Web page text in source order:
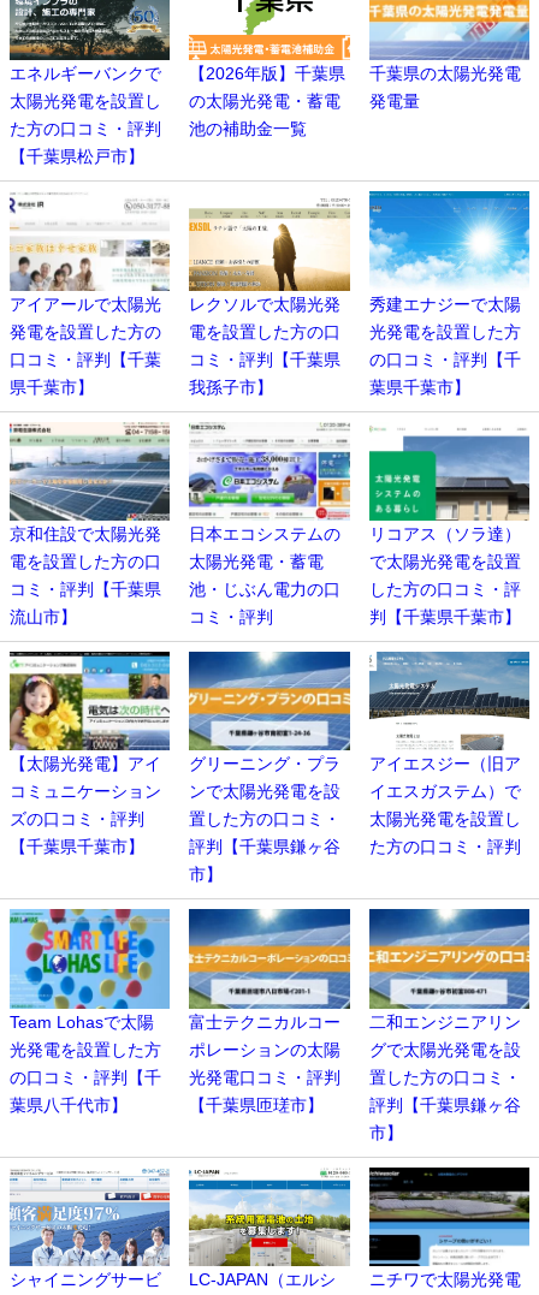
エネルギーバンクで
太陽光発電を設置し
た方の口コミ・評判
【千葉県松戸市】
【2026年版】千葉県
の太陽光発電・蓄電
池の補助金一覧
千葉県の太陽光発電
発電量
アイアールで太陽光
発電を設置した方の
口コミ・評判【千葉
県千葉市】
レクソルで太陽光発
電を設置した方の口
コミ・評判【千葉県
我孫子市】
秀建エナジーで太陽
光発電を設置した方
の口コミ・評判【千
葉県千葉市】
京和住設で太陽光発
電を設置した方の口
コミ・評判【千葉県
流山市】
日本エコシステムの
太陽光発電・蓄電
池・じぶん電力の口
コミ・評判
リコアス（ソラ達）
で太陽光発電を設置
した方の口コミ・評
判【千葉県千葉市】
【太陽光発電】アイ
コミュニケーション
ズの口コミ・評判
【千葉県千葉市】
グリーニング・プラ
ンで太陽光発電を設
置した方の口コミ・
評判【千葉県鎌ヶ谷
市】
アイエスジー（旧ア
イエスガステム）で
太陽光発電を設置し
た方の口コミ・評判
Team Lohasで太陽
光発電を設置した方
の口コミ・評判【千
葉県八千代市】
富士テクニカルコー
ポレーションの太陽
光発電口コミ・評判
【千葉県匝瑳市】
二和エンジニアリン
グで太陽光発電を設
置した方の口コミ・
評判【千葉県鎌ヶ谷
市】
シャイニングサービ
LC-JAPAN（エルシ
ニチワで太陽光発電